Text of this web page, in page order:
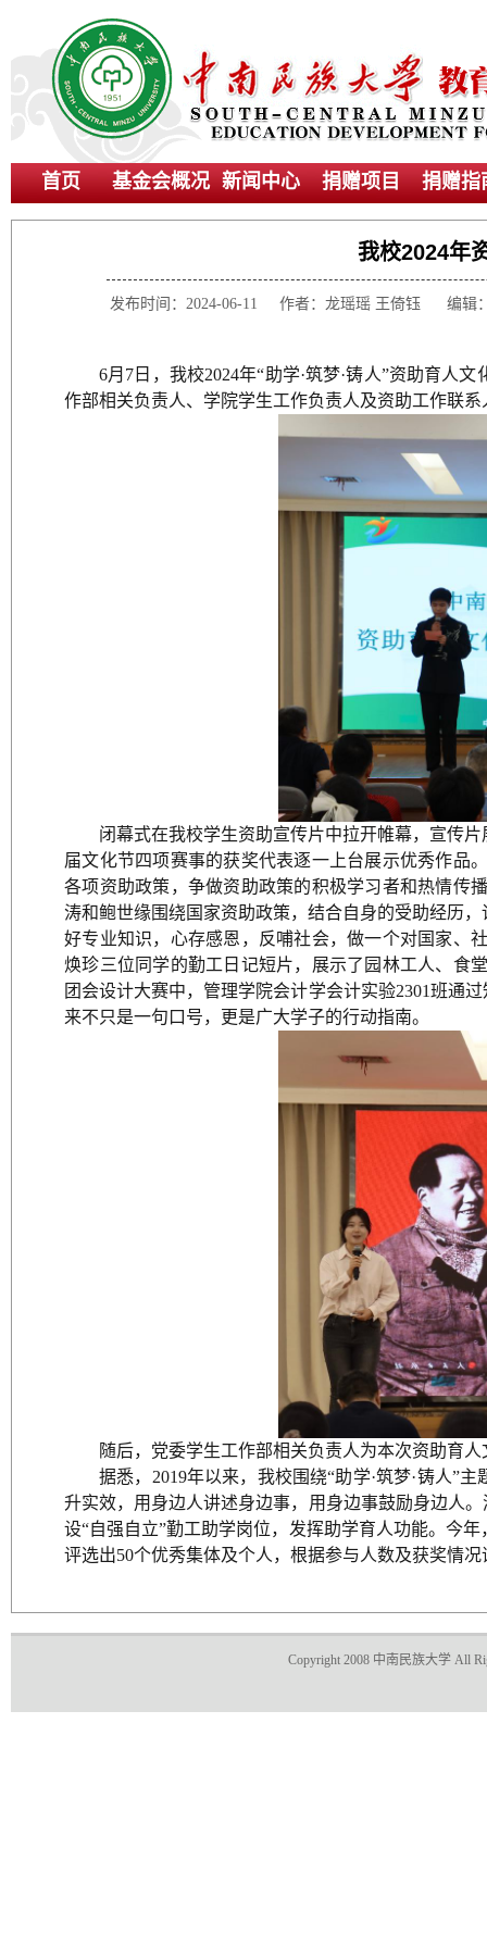
首页 基金会概况 新闻中心 捐赠项目 捐赠指
我校2024年
发布时间：2024-06-11 作者：龙瑶瑶 王倚钰 编
6月7日，我校2024年“助学·筑梦·铸人”资助育人
作部相关负责人、学院学生工作负责人及资助工作联
闭幕式在我校学生资助宣传片中拉开帷幕，宣传
届文化节四项赛事的获奖代表逐一上台展示优秀作品
各项资助政策，争做资助政策的积极学习者和热情传
涛和鲍世缘围绕国家资助政策，结合自身的受助经历
好专业知识，心存感恩，反哺社会，做一个对国家、
焕珍三位同学的勤工日记短片，展示了园林工人、食
团会设计大赛中，管理学院会计学会计实验2301班通
来不只是一句口号，更是广大学子的行动指南。
随后，党委学生工作部相关负责人为本次资助育
据悉，2019年以来，我校围绕“助学·筑梦·铸人”
升实效，用身边人讲述身边事，用身边事鼓励身边人
设“自强自立”勤工助学岗位，发挥助学育人功能。今
评选出50个优秀集体及个人，根据参与人数及获奖情
Copyright 2008 中南民族大学 All